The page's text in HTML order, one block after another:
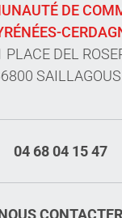
DE
PLACE DEL
04 68 04 15 47
CONTACTER